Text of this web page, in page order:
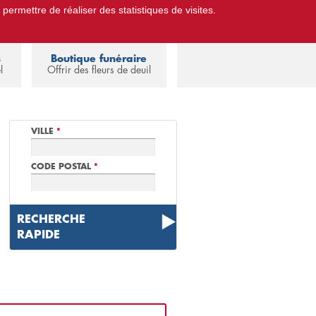
Funèbres. Espace familles
Boutique funéraire
Offrir des fleurs de deuil
VILLE *
CODE POSTAL *
RECHERCHE
RAPIDE
de réaliser des statistiques de visites.